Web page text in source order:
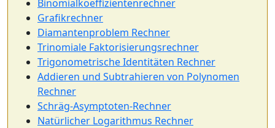
Binomialkoeffizientenrechner
Grafikrechner
Diamantenproblem Rechner
Trinomiale Faktorisierungsrechner
Trigonometrische Identitäten Rechner
Addieren und Subtrahieren von Polynomen
Rechner
Schräg-Asymptoten-Rechner
Natürlicher Logarithmus Rechner